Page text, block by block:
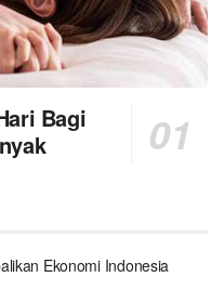
Bagi
Ekonomi Indonesia